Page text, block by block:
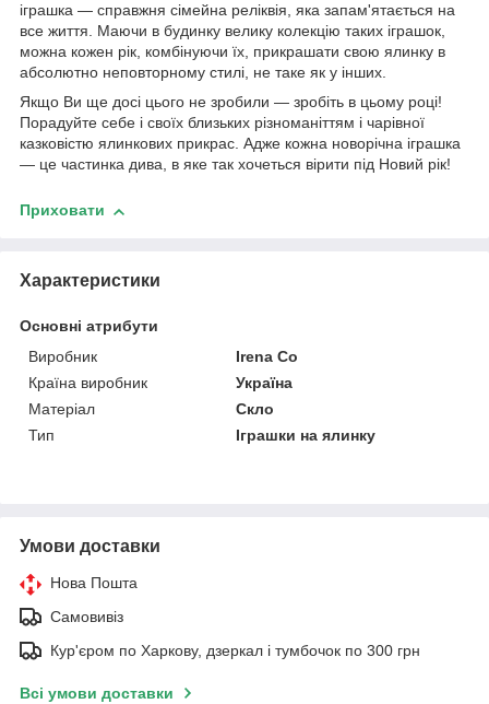
іграшка ― справжня сімейна реліквія, яка запам'ятається на
все життя. Маючи в будинку велику колекцію таких іграшок,
можна кожен рік, комбінуючи їх, прикрашати свою ялинку в
абсолютно неповторному стилі, не таке як у інших.
Якщо Ви ще досі цього не зробили ― зробіть в цьому році!
Порадуйте себе і своїх близьких різноманіттям і чарівної
казковістю ялинкових прикрас. Адже кожна новорічна іграшка
― це частинка дива, в яке так хочеться вірити під Новий рік!
Приховати
Характеристики
Основні атрибути
Виробник
Irena Co
Країна виробник
Україна
Матеріал
Скло
Тип
Іграшки на ялинку
Умови доставки
Нова Пошта
Самовивіз
Кур'єром по Харкову, дзеркал і тумбочок по 300 грн
Всі умови доставки